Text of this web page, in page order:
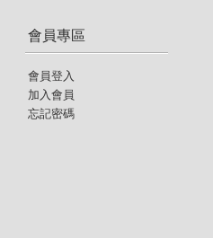
會員專區
會員登入
加入會員
忘記密碼